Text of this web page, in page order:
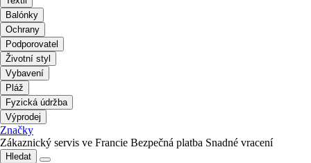
Balónky
Ochrany
Podporovatel
Životní styl
Vybavení
Pláž
Fyzická údržba
Výprodej
Značky
Zákaznický servis ve Francie Bezpečná platba Snadné vracení
Hledat